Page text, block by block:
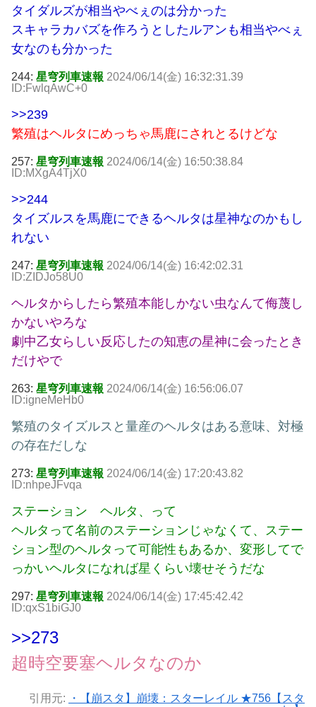
タイダルズが相当やべぇのは分かった
スキャラカバズを作ろうとしたルアンも相当やべぇ
女なのも分かった
244: 星穹列車速報 2024/06/14(金) 16:32:31.39
ID:FwlqAwC+0
>>239
繁殖はヘルタにめっちゃ馬鹿にされとるけどな
257: 星穹列車速報 2024/06/14(金) 16:50:38.84
ID:MXgA4TjX0
>>244
タイズルスを馬鹿にできるヘルタは星神なのかもし
れない
247: 星穹列車速報 2024/06/14(金) 16:42:02.31
ID:ZIDJo58U0
ヘルタからしたら繁殖本能しかない虫なんて侮蔑し
かないやろな
劇中乙女らしい反応したの知恵の星神に会ったとき
だけやで
263: 星穹列車速報 2024/06/14(金) 16:56:06.07
ID:igneMeHb0
繁殖のタイズルスと量産のヘルタはある意味、対極
の存在だしな
273: 星穹列車速報 2024/06/14(金) 17:20:43.82
ID:nhpeJFvqa
ステーション ヘルタ、って
ヘルタって名前のステーションじゃなくて、ステー
ション型のヘルタって可能性もあるか、変形してで
っかいヘルタになれば星くらい壊せそうだな
297: 星穹列車速報 2024/06/14(金) 17:45:42.42
ID:qxS1biGJ0
>>273
超時空要塞ヘルタなのか
引用元:
・【崩スタ】崩壊：スターレイル ★756【スタ